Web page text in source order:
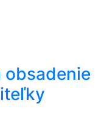
obsadenie